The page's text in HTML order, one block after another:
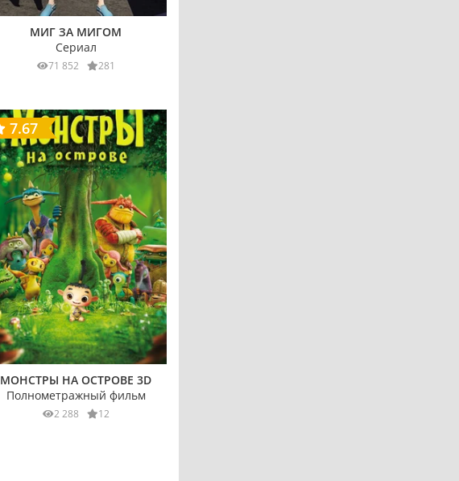
МИГ ЗА МИГОМ
Сериал
71 852 281
7.67
МОНСТРЫ НА ОСТРОВЕ 3D
Полнометражный фильм
2 288 12